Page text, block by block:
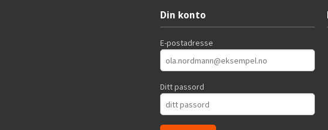
Din konto
E-postadresse
Ditt passord